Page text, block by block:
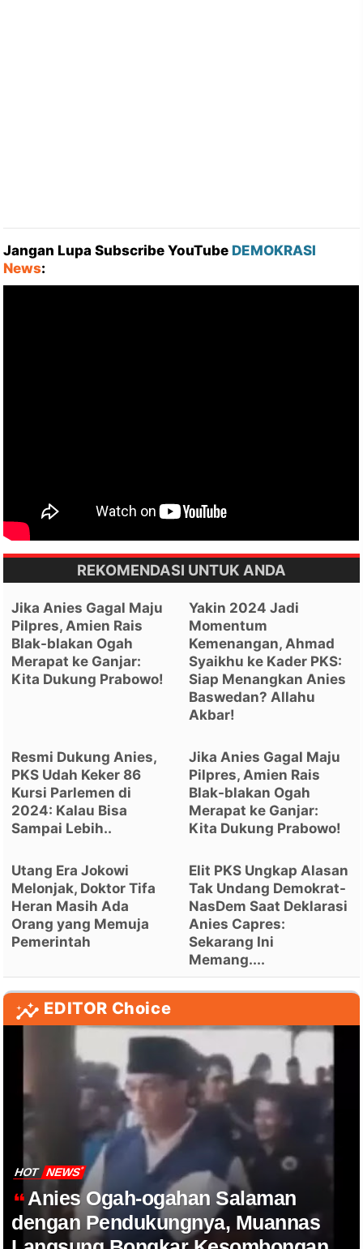
Jangan Lupa Subscribe YouTube DEMOKRASI
News:
REKOMENDASI UNTUK ANDA
Jika Anies Gagal Maju
Pilpres, Amien Rais
Blak-blakan Ogah
Merapat ke Ganjar:
Kita Dukung Prabowo!
Yakin 2024 Jadi
Momentum
Kemenangan, Ahmad
Syaikhu ke Kader PKS:
Siap Menangkan Anies
Baswedan? Allahu
Akbar!
Resmi Dukung Anies,
PKS Udah Keker 86
Kursi Parlemen di
2024: Kalau Bisa
Sampai Lebih..
Jika Anies Gagal Maju
Pilpres, Amien Rais
Blak-blakan Ogah
Merapat ke Ganjar:
Kita Dukung Prabowo!
Utang Era Jokowi
Melonjak, Doktor Tifa
Heran Masih Ada
Orang yang Memuja
Pemerintah
Elit PKS Ungkap Alasan
Tak Undang Demokrat-
NasDem Saat Deklarasi
Anies Capres:
Sekarang Ini
Memang....
EDITOR Choice
HOT NEWS
Anies Ogah-ogahan Salaman
dengan Pendukungnya, Muannas